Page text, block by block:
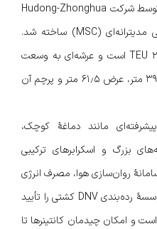
کشتی باری کانتینربر MSC Tessa توسط شرکت Hudong-Zhonghua
Shipbuilding برای شرکت کشتیرانی مدیترانه‌ای (MSC) ساخته شد.
ظرفیت حمل این کشتی باری ۲۴٬۱۱۶ TEU است و عرشه‌ای به وسعت
چهار زمین فوتبال دارد. طول آن ۳۹۹٫۹ متر، عرض ۶۱٫۵ متر و پرچم آن
مانند دماغهٔ کوچک،
بزرگ و اسکرابرهای ترکیبی
روان‌سازی هوا، مصرف انرژی
و انتشار کربن را کاهش می‌دهد. موسسهٔ رده‌بندی DNV کشتی را تأیید
عمق بدنهٔ آن ۳۳٫۲ متر است و امکان چیدمان کانتینرها تا